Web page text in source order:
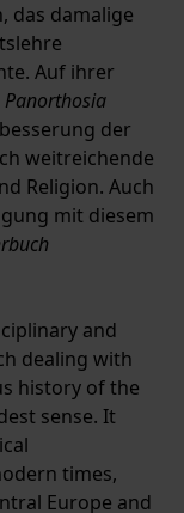
das damalige
Auf ihrer
Panorthosia
der
weitreichende
Religion. Auch
mit diesem
and
dealing with
history of the
sense. It
times,
Europe and